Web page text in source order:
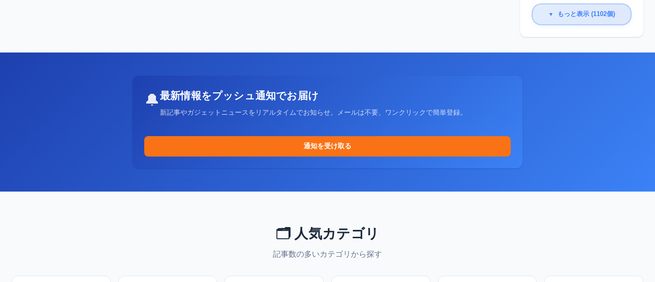
▼ もっと表示 (1102個)
🔔最新情報をプッシュ通知でお届け
新記事やガジェットニュースをリアルタイムでお知らせ。メールは不要、ワンクリックで簡単登録。
通知を受け取る
🗂️ 人気カテゴリ
記事数の多いカテゴリから探す